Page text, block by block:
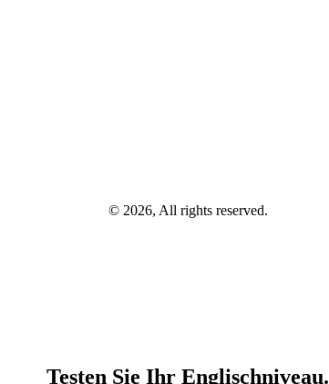
© 2026, All rights reserved.
Testen Sie Ihr Englischniveau.